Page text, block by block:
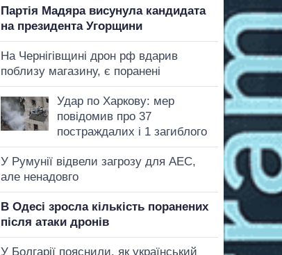
Партія Мадяра висунула кандидата
на президента Угорщини
На Чернігівщині дрон рф вдарив
поблизу магазину, є поранені
Удар по Харкову: мер
повідомив про 37
постраждалих і 1 загиблого
У Румунії відвели загрозу для АЕС,
але ненадовго
В Одесі зросла кількість поранених
після атаки дронів
У Болгарії пояснили, як український